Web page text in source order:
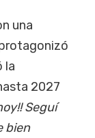
una
la
2027
Seguí
bien